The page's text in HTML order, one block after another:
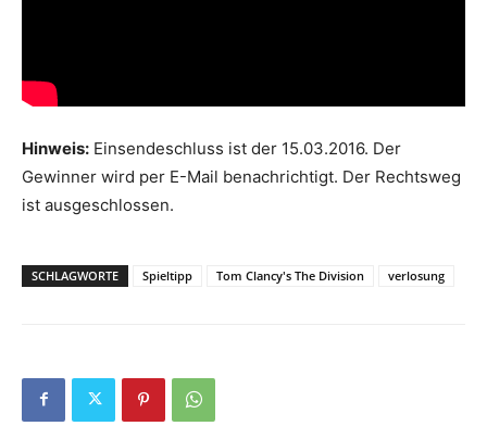
Hinweis: Einsendeschluss ist der 15.03.2016. Der
Gewinner wird per E-Mail benachrichtigt. Der Rechtsweg
ist ausgeschlossen.
SCHLAGWORTE Spieltipp Tom Clancy's The Division verlosung